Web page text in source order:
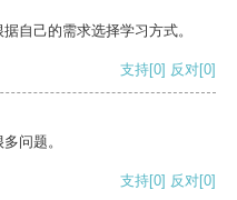
自己的需求选择学习方式。
支持[0] 反对[0]
问题。
支持[0] 反对[0]